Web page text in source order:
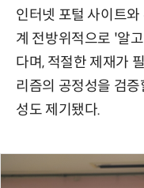
인터넷 포털 사이트
계 전방위적으로 '알
다며, 적절한 제재가
리즘의 공정성을 검
성도 제기됐다.